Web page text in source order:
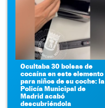
Ocultaba 30 bolsas de
cocaína en este elemento
para niños de su coche: la
Policía Municipal de
Madrid acabó
descubriéndola